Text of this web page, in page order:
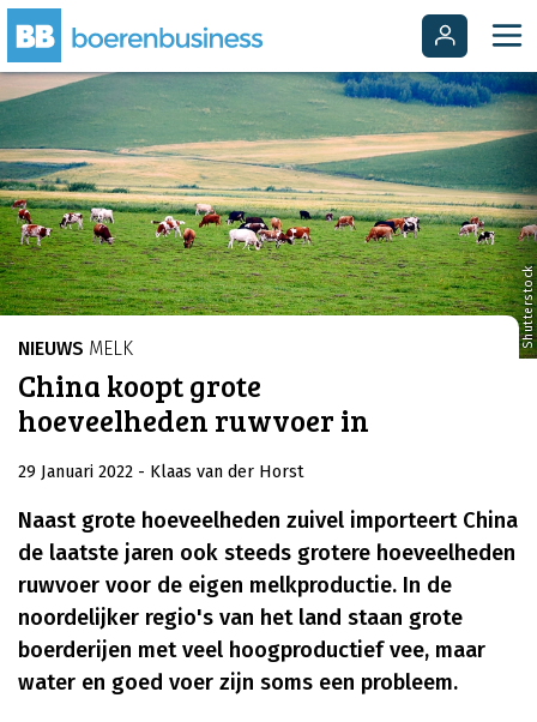
Shutterstock
NIEUWS MELK
China koopt grote
hoeveelheden ruwvoer in
29 Januari 2022 - Klaas van der Horst
Naast grote hoeveelheden zuivel importeert China
de laatste jaren ook steeds grotere hoeveelheden
ruwvoer voor de eigen melkproductie. In de
noordelijker regio's van het land staan grote
boerderijen met veel hoogproductief vee, maar
water en goed voer zijn soms een probleem.